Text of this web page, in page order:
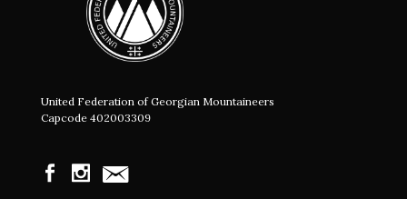
United Federation of Georgian Mountaineers
Capcode 402003309